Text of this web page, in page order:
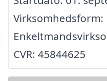
Virksomhedsform:
CVR: 45844625